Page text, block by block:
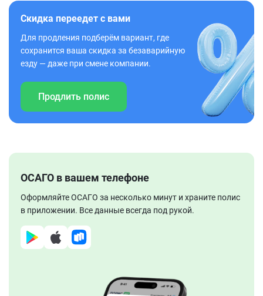
Скидка переедет с вами
Для продления подберём вариант, где
сохранится ваша скидка за безаварийную
езду — даже при смене компании.
Продлить полис
ОСАГО в вашем телефоне
Оформляйте ОСАГО за несколько минут и храните полис
в приложении. Все данные всегда под рукой.